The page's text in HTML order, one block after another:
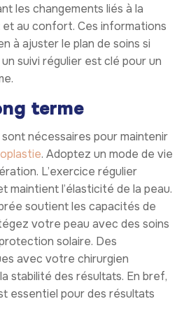
les changements liés à la
au confort. Ces informations
à ajuster le plan de soins si
suivi régulier est clé pour un
terme
nécessaires pour maintenir
. Adoptez un mode de vie
L’exercice régulier
maintient l’élasticité de la peau.
soutient les capacités de
votre peau avec des soins
solaire. Des
avec votre chirurgien
stabilité des résultats. En bref,
essentiel pour des résultats